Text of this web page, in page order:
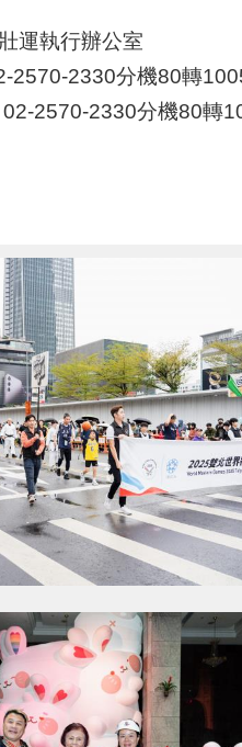
運執行辦公室
2570-2330分機80轉
02-2570-2330分機80轉